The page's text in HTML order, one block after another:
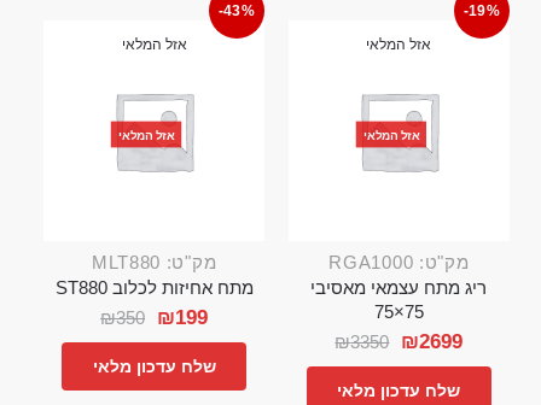
-19%
אזל המלאי
אזל המלאי
מק"ט: RGA1000
ריג מתח עצמאי מאסיבי
75×75
₪3350 ₪2699
שלח עדכון מלאי
-43%
אזל המלאי
אזל המלאי
מק"ט: MLT880
מתח אחיזות לכלוב ST880
₪350 ₪199
שלח עדכון מלאי